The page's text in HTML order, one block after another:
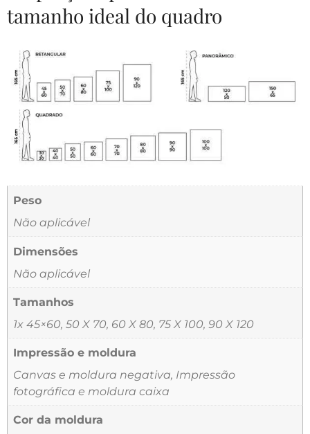
tamanho ideal do quadro
Peso
Não aplicável
Dimensões
Não aplicável
Tamanhos
1x 45×60, 50 X 70, 60 X 80, 75 X 100, 90 X 120
Impressão e moldura
Canvas e moldura negativa, Impressão
fotográfica e moldura caixa
Cor da moldura